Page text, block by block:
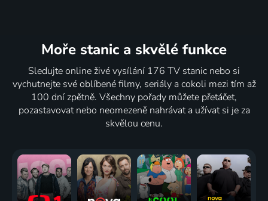
Moře stanic a skvělé funkce
Sledujte online živé vysílání 176 TV stanic nebo si
vychutnejte své oblíbené filmy, seriály a cokoli mezi tím až
100 dní zpětně. Všechny pořady můžete přetáčet,
pozastavovat nebo neomezeně nahrávat a užívat si je za
skvělou cenu.